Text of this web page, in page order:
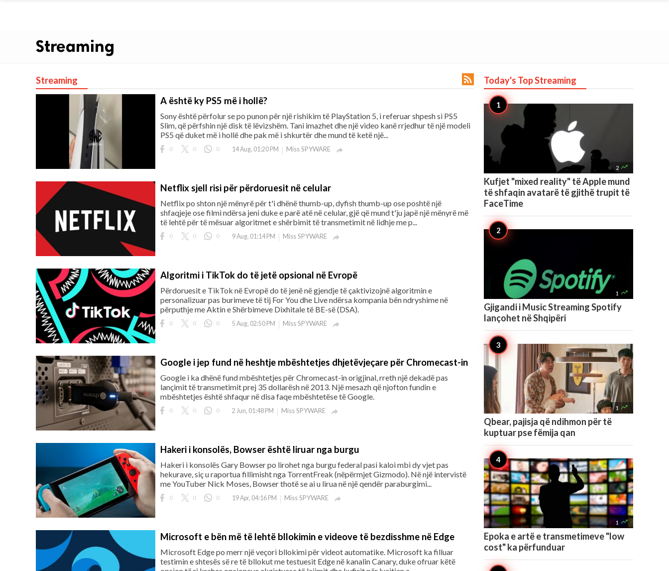
Streaming
Streaming 
A është ky PS5 më i hollë?
Sony është përfolur se po punon për një rishikim të PlayStation 5, i referuar shpesh si PS5
Slim, që përfshin një disk të lëvizshëm. Tani imazhet dhe një video kanë rrjedhur të një modeli
PS5 që duket më i hollë dhe pak më i shkurtër dhe mund të ketë një...
0 0 0 14 Aug, 01:20 PM Miss SPYWARE 
Netflix sjell risi për përdoruesit në celular
Netflix po shton një mënyrë për t'i dhënë thumb-up, dyfish thumb-up ose poshtë një
shfaqjeje ose filmi ndërsa jeni duke e parë atë në celular, gjë që mund t'ju japë një mënyrë më
të lehtë për të mësuar algoritmet e shërbimit të transmetimit në lidhje me p...
0 0 0 9 Aug, 01:14 PM Miss SPYWARE 
Algoritmi i TikTok do të jetë opsional në Evropë
Përdoruesit e TikTok në Evropë do të jenë në gjendje të çaktivizojnë algoritmin e
personalizuar pas burimeve të tij For You dhe Live ndërsa kompania bën ndryshime në
përputhje me Aktin e Shërbimeve Dixhitale të BE-së (DSA).
0 0 0 5 Aug, 02:50 PM Miss SPYWARE 
Google i jep fund në heshtje mbështetjes dhjetëvjeçare për Chromecast-in
Google i ka dhënë fund mbështetjes për Chromecast-in origjinal, rreth një dekadë pas
lançimit të transmetimit prej 35 dollarësh në 2013. Një mesazh që njofton fundin e
mbështetjes është shfaqur në disa faqe mbështetëse të Google.
0 0 0 2 Jun, 01:48 PM Miss SPYWARE 
Hakeri i konsolës, Bowser është liruar nga burgu
Hakeri i konsolës Gary Bowser po lirohet nga burgu federal pasi kaloi mbi dy vjet pas
hekurave, siç u raportua fillimisht nga TorrentFreak (nëpërmjet Gizmodo). Në një intervistë
me YouTuber Nick Moses, Bowser thotë se ai u lirua në një qendër paraburgimi...
0 0 0 19 Apr, 04:16 PM Miss SPYWARE 
Microsoft e bën më të lehtë bllokimin e videove të bezdisshme në Edge
Microsoft Edge po merr një veçori bllokimi për videot automatike. Microsoft ka filluar
testimin e shtesës së re të bllokut me testuesit Edge në kanalin Canary, duke ofruar këtë
Today's TopStreaming
2 
Kufjet "mixed reality" të Apple mund
të shfaqin avatarë të gjithë trupit të
FaceTime
1 
Gjigandi i Music Streaming Spotify
lançohet në Shqipëri
1 
Qbear, pajisja që ndihmon për të
kuptuar pse fëmija qan
1 
Epoka e artë e transmetimeve "low
cost" ka përfunduar